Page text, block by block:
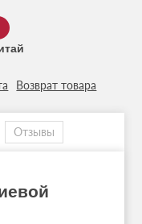
Возврат товара
Отзывы